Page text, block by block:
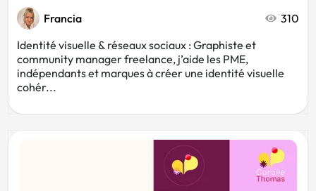
Francia
310
Identité visuelle & réseaux sociaux : Graphiste et
community manager freelance, j’aide les PME,
indépendants et marques à créer une identité visuelle
cohér...